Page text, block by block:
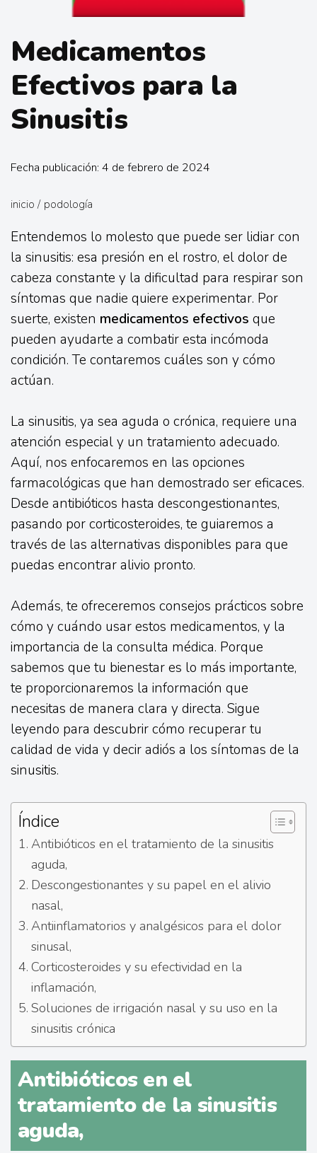
Medicamentos
Efectivos para la
Sinusitis
Fecha publicación: 4 de febrero de 2024
inicio / podología
Entendemos lo molesto que puede ser lidiar con
la sinusitis: esa presión en el rostro, el dolor de
cabeza constante y la dificultad para respirar son
síntomas que nadie quiere experimentar. Por
suerte, existen medicamentos efectivos que
pueden ayudarte a combatir esta incómoda
condición. Te contaremos cuáles son y cómo
actúan.
La sinusitis, ya sea aguda o crónica, requiere una
atención especial y un tratamiento adecuado.
Aquí, nos enfocaremos en las opciones
farmacológicas que han demostrado ser eficaces.
Desde antibióticos hasta descongestionantes,
pasando por corticosteroides, te guiaremos a
través de las alternativas disponibles para que
puedas encontrar alivio pronto.
Además, te ofreceremos consejos prácticos sobre
cómo y cuándo usar estos medicamentos, y la
importancia de la consulta médica. Porque
sabemos que tu bienestar es lo más importante,
te proporcionaremos la información que
necesitas de manera clara y directa. Sigue
leyendo para descubrir cómo recuperar tu
calidad de vida y decir adiós a los síntomas de la
sinusitis.
Índice
Antibióticos en el tratamiento de la sinusitis
aguda,
Descongestionantes y su papel en el alivio
nasal,
Antiinflamatorios y analgésicos para el dolor
sinusal,
Corticosteroides y su efectividad en la
inflamación,
Soluciones de irrigación nasal y su uso en la
sinusitis crónica
Antibióticos en el
tratamiento de la sinusitis
aguda,